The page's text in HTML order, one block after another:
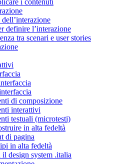
i contenuti
definire l’interazione
tra scenari e user stories
di composizione
interattivi
testuali (microtesti)
in alta fedeltà
di pagina
in alta fedeltà
design system .italia